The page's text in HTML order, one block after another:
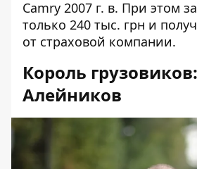
Camry 2007 г. в. При этом
только 240 тыс. грн и
от страховой компании.
Король
Алейников